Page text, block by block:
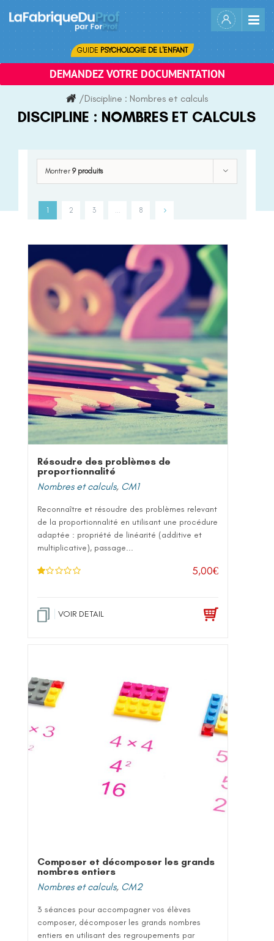
content
GUIDE PSYCHOLOGIE DE L'ENFANT
DEMANDEZ VOTRE DOCUMENTATION
/Discipline : Nombres et calculs
DISCIPLINE : NOMBRES ET CALCULS
Montrer 9 produits
1 2 3 8
Résoudre des problèmes de
proportionnalité
Nombres et calculs, CM1
Reconnaître et résoudre des problèmes relevant
de la proportionnalité en utilisant une procédure
adaptée : propriété de linéarité (additive et
multiplicative), passage...
.0
5,00€
VOIR DETAIL
Composer et décomposer les grands
nombres entiers
Nombres et calculs, CM2
3 séances pour accompagner vos élèves
composer, décomposer les grands nombres
entiers en utilisant des regroupements par